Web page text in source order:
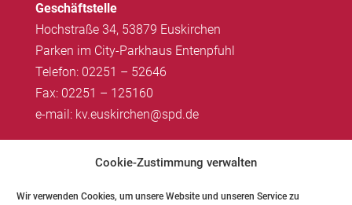
Cookie-Zustimmung verwalten
Wir verwenden Cookies, um unsere Website und unseren Service zu
Geschäftstelle
Hochstraße 34, 53879 Euskirchen
Parken im City-Parkhaus Entenpfuhl
Telefon: 02251 – 52646
Fax: 02251 – 125160
e-mail: kv.euskirchen@spd.de